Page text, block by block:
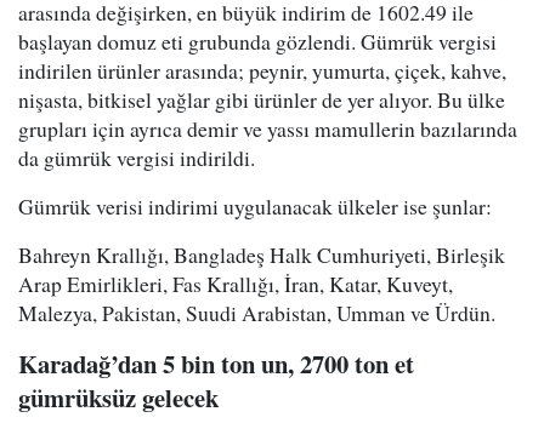
arasında değişirken, en büyük indirim de 1602.49 ile
başlayan domuz eti grubunda gözlendi. Gümrük vergisi
indirilen ürünler arasında; peynir, yumurta, çiçek, kahve,
nişasta, bitkisel yağlar gibi ürünler de yer alıyor. Bu ülke
grupları için ayrıca demir ve yassı mamullerin bazılarında
da gümrük vergisi indirildi.
Gümrük verisi indirimi uygulanacak ülkeler ise şunlar:
Bahreyn Krallığı, Bangladeş Halk Cumhuriyeti, Birleşik
Arap Emirlikleri, Fas Krallığı, İran, Katar, Kuveyt,
Malezya, Pakistan, Suudi Arabistan, Umman ve Ürdün.
Karadağ’dan 5 bin ton un, 2700 ton et
gümrüksüz gelecek